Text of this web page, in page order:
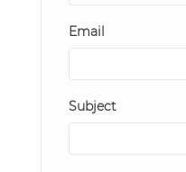
Email
Subject